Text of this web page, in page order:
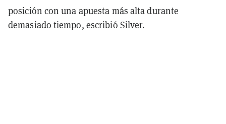
posición con una apuesta más alta durante
demasiado tiempo, escribió Silver.